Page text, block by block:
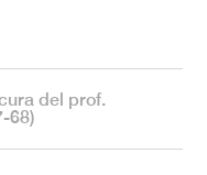
del prof.
68)